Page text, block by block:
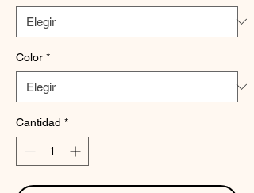
Color *
Cantidad *